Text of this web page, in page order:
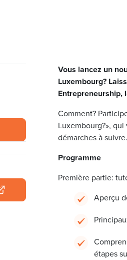
Vous lancez un
Luxembourg?
Entrepreneurship,
Comment?
Luxembourg?»,
démarches à suivre.
Programme
Première partie:
Aperçu
étapes